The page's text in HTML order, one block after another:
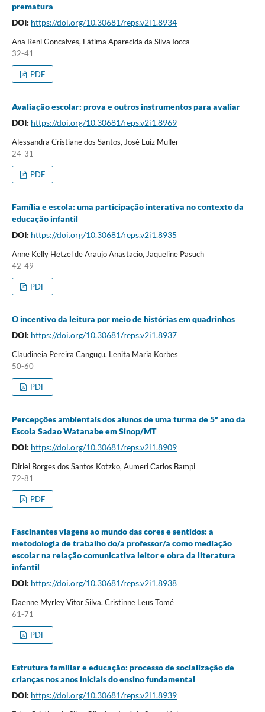
prematura
DOI: https://doi.org/10.30681/reps.v2i1.8934
Ana Reni Goncalves, Fátima Aparecida da Silva Iocca
32-41
PDF
Avaliação escolar: prova e outros instrumentos para avaliar
DOI: https://doi.org/10.30681/reps.v2i1.8969
Alessandra Cristiane dos Santos, José Luiz Müller
24-31
PDF
Família e escola: uma participação interativa no contexto da
educação infantil
DOI: https://doi.org/10.30681/reps.v2i1.8935
Anne Kelly Hetzel de Araujo Anastacio, Jaqueline Pasuch
42-49
PDF
O incentivo da leitura por meio de histórias em quadrinhos
DOI: https://doi.org/10.30681/reps.v2i1.8937
Claudineia Pereira Canguçu, Lenita Maria Korbes
50-60
PDF
Percepções ambientais dos alunos de uma turma de 5º ano da
Escola Sadao Watanabe em Sinop/MT
DOI: https://doi.org/10.30681/reps.v2i1.8909
Dirlei Borges dos Santos Kotzko, Aumeri Carlos Bampi
72-81
PDF
Fascinantes viagens ao mundo das cores e sentidos: a
metodologia de trabalho do/a professor/a como mediação
escolar na relação comunicativa leitor e obra da literatura
infantil
DOI: https://doi.org/10.30681/reps.v2i1.8938
Daenne Myrley Vitor Silva, Cristinne Leus Tomé
61-71
PDF
Estrutura familiar e educação: processo de socialização de
crianças nos anos iniciais do ensino fundamental
DOI: https://doi.org/10.30681/reps.v2i1.8939